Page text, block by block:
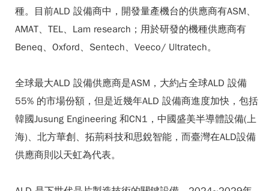
種。目前ALD 設備商中，開發量產機台的供應商有ASM、
AMAT、TEL、Lam research；用於研發的機種供應商有
Beneq、Oxford、Sentech、Veeco/ Ultratech。
全球最大ALD 設備供應商是ASM，大約占全球ALD 設備
55% 的市場份額，但是近幾年ALD 設備商進度加快，包括
韓國Jusung Engineering 和CN1，中國盛美半導體設備(上
海)、北方華創、拓荊科技和思銳智能，而臺灣在ALD設備
供應商則以天虹為代表。